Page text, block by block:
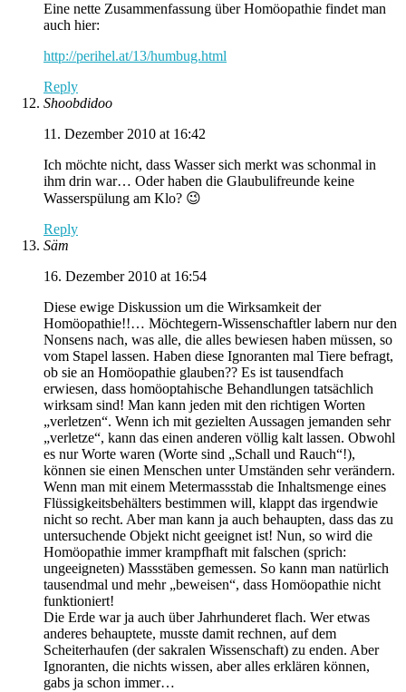
Eine nette Zusammenfassung über Homöopathie findet man
auch hier:
http://perihel.at/13/humbug.html
Reply
Shoobdidoo
11. Dezember 2010 at 16:42
Ich möchte nicht, dass Wasser sich merkt was schonmal in
ihm drin war… Oder haben die Glaubulifreunde keine
Wasserspülung am Klo? 😉
Reply
Säm
16. Dezember 2010 at 16:54
Diese ewige Diskussion um die Wirksamkeit der
Homöopathie!!… Möchtegern-Wissenschaftler labern nur den
Nonsens nach, was alle, die alles bewiesen haben müssen, so
vom Stapel lassen. Haben diese Ignoranten mal Tiere befragt,
ob sie an Homöopathie glauben?? Es ist tausendfach
erwiesen, dass homöoptahische Behandlungen tatsächlich
wirksam sind! Man kann jeden mit den richtigen Worten
„verletzen“. Wenn ich mit gezielten Aussagen jemanden sehr
„verletze“, kann das einen anderen völlig kalt lassen. Obwohl
es nur Worte waren (Worte sind „Schall und Rauch“!),
können sie einen Menschen unter Umständen sehr verändern.
Wenn man mit einem Metermassstab die Inhaltsmenge eines
Flüssigkeitsbehälters bestimmen will, klappt das irgendwie
nicht so recht. Aber man kann ja auch behaupten, dass das zu
untersuchende Objekt nicht geeignet ist! Nun, so wird die
Homöopathie immer krampfhaft mit falschen (sprich:
ungeeigneten) Massstäben gemessen. So kann man natürlich
tausendmal und mehr „beweisen“, dass Homöopathie nicht
funktioniert!
Die Erde war ja auch über Jahrhunderet flach. Wer etwas
anderes behauptete, musste damit rechnen, auf dem
Scheiterhaufen (der sakralen Wissenschaft) zu enden. Aber
Ignoranten, die nichts wissen, aber alles erklären können,
gabs ja schon immer…